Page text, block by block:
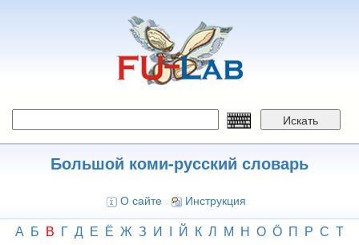
Искать
Большой коми-русский словарь
О сайте Инструкция
А Б В Г Д Е Ё Ж З И І Й К Л М Н О Ӧ П Р С Т